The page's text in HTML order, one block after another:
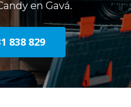
en Gavá.
838 829